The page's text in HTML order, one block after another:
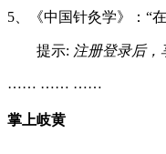
5、《中国针灸学》：“
提示: 注册登录后
…… …… ……
掌上岐黄